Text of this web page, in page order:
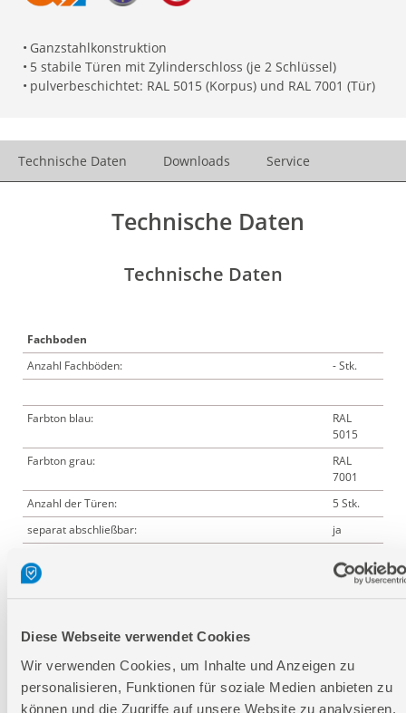
Diese Webseite verwendet Cookies
Wir verwenden Cookies, um Inhalte und Anzeigen zu
personalisieren, Funktionen für soziale Medien anbieten zu
können und die Zugriffe auf unsere Website zu analysieren.
• Ganzstahlkonstruktion
• 5 stabile Türen mit Zylinderschloss (je 2 Schlüssel)
• pulverbeschichtet: RAL 5015 (Korpus) und RAL 7001 (Tür)
Technische Daten Downloads Service
Technische Daten
Technische Daten
Fachboden
Anzahl Fachböden:
- Stk.
Farbton blau:
RAL
5015
Farbton grau:
RAL
7001
Anzahl der Türen:
5 Stk.
separat abschließbar:
ja
Breite:
260 mm
Logistische Daten